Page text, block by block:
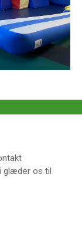
glæder os til